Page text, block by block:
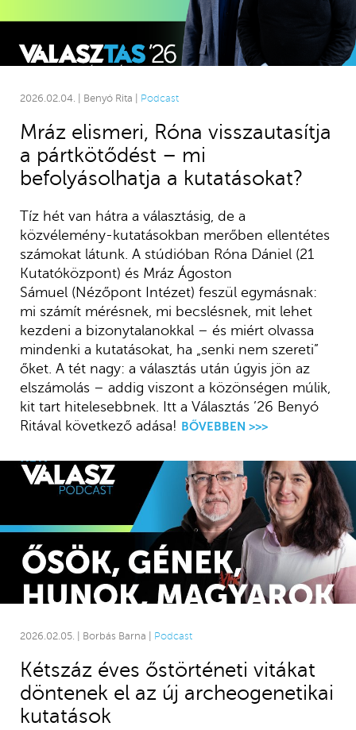
2026.02.05. | Borbás Barna | Podcast
Kétszáz éves őstörténeti vitákat
döntenek el az új archeogenetikai
kutatások
2026.02.04. | Benyó Rita | Podcast
Mráz elismeri, Róna visszautasítja
a pártkötődést – mi
befolyásolhatja a kutatásokat?
Tíz hét van hátra a választásig, de a
közvélemény-kutatásokban merőben ellentétes
számokat látunk. A stúdióban Róna Dániel (21
Kutatóközpont) és Mráz Ágoston
Sámuel (Nézőpont Intézet) feszül egymásnak:
mi számít mérésnek, mi becslésnek, mit lehet
kezdeni a bizonytalanokkal – és miért olvassa
mindenki a kutatásokat, ha „senki nem szereti”
őket. A tét nagy: a választás után úgyis jön az
elszámolás – addig viszont a közönségen múlik,
kit tart hitelesebbnek. Itt a Választás ’26 Benyó
Ritával következő adása!
BŐVEBBEN >>>